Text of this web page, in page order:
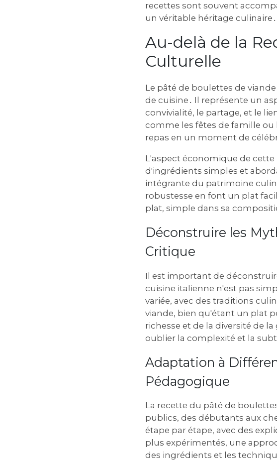
recettes sont souvent
un véritable héritage culinaire․
Au-delà de la
Culturelle
Le pâté de boulettes de
de cuisine․ Il représente un
convivialité, le partage, et le
comme les fêtes de famille
repas en un moment de
L'aspect économique de
d'ingrédients simples et
intégrante du patrimoine
robustesse en font un plat
plat, simple dans sa
Déconstruire les
Critique
Il est important de
cuisine italienne n'est pas
variée, avec des traditions
viande, bien qu'étant un plat
richesse et de la diversité de
oublier la complexité et la
Adaptation à
Pédagogique
La recette du pâté de
publics, des débutants aux
étape par étape, avec des
plus expérimentés, une
des ingrédients et les